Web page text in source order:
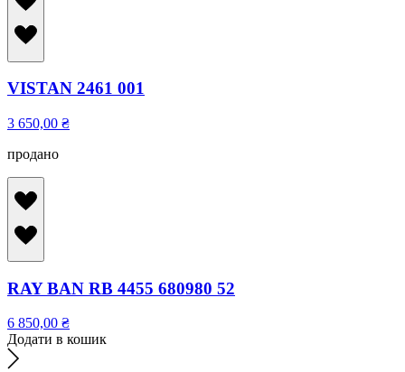
VISTAN 2461 001
3 650,00 ₴
продано
RAY BAN RB 4455 680980 52
6 850,00 ₴
Додати в кошик